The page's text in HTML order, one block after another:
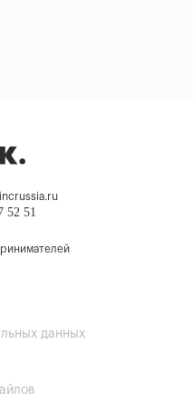
52 51
данных